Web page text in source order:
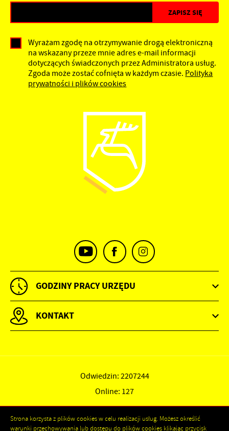
Wyrażam zgodę na otrzymywanie drogą elektroniczną
na wskazany przeze mnie adres e-mail informacji
dotyczących świadczonych przez Administratora usług.
Zgoda może zostać cofnięta w każdym czasie. Polityka
prywatności i plików cookies
GODZINY PRACY URZĘDU
KONTAKT
Odwiedzin: 2207244
Online: 127
Strona korzysta z plików cookies w celu realizacji usług. Możesz określić
warunki przechowywania lub dostępu do plików cookies klikając przycisk